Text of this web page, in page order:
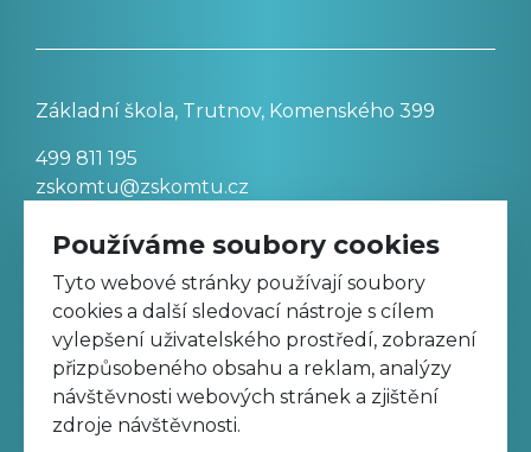
Základní škola, Trutnov, Komenského 399
499 811 195
zskomtu@zskomtu.cz
Prohlášení o přístupnosti stránek
Nastavení cookies
Sledujte nás na Facebooku
Používáme soubory cookies
Tyto webové stránky používají soubory
cookies a další sledovací nástroje s cílem
vylepšení uživatelského prostředí, zobrazení
přizpůsobeného obsahu a reklam, analýzy
návštěvnosti webových stránek a zjištění
zdroje návštěvnosti.